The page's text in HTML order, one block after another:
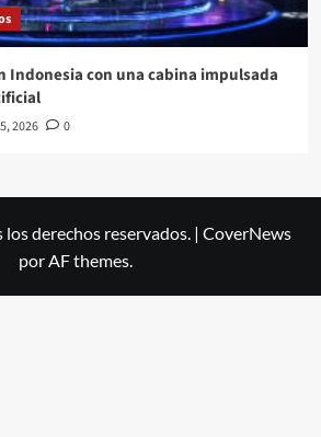
Indonesia con una cabina impulsada
2026 0
derechos reservados. | CoverNews
por AF themes.